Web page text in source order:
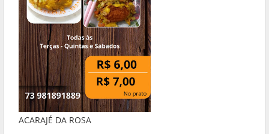
ACARAJÉ DA ROSA